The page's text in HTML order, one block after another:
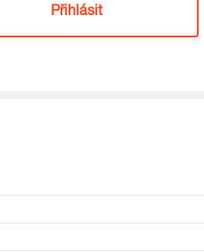
Přihlásit